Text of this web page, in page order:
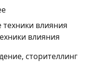
влияния
сторителлинг